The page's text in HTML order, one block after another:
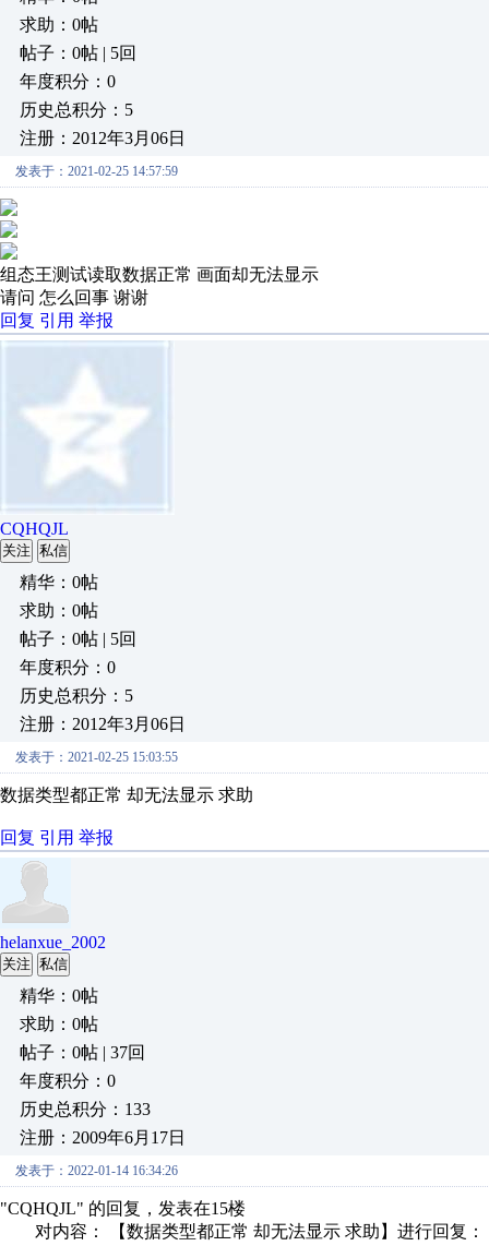
求助：0帖
帖子：0帖 | 5回
年度积分：0
历史总积分：5
注册：2012年3月06日
发表于：2021-02-25 14:57:59
组态王测试读取数据正常 画面却无法显示
请问 怎么回事 谢谢
回复 引用 举报
CQHQJL
关注 私信
精华：0帖
求助：0帖
帖子：0帖 | 5回
年度积分：0
历史总积分：5
注册：2012年3月06日
发表于：2021-02-25 15:03:55
数据类型都正常 却无法显示 求助
回复 引用 举报
helanxue_2002
关注 私信
精华：0帖
求助：0帖
帖子：0帖 | 37回
年度积分：0
历史总积分：133
注册：2009年6月17日
发表于：2022-01-14 16:34:26
"CQHQJL" 的回复，发表在15楼
对内容： 【数据类型都正常 却无法显示 求助】进行回复：